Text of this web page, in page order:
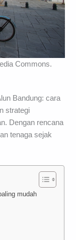
Commons.
Bandung: cara
strategi
Dengan rencana
tenaga sejak
mudah